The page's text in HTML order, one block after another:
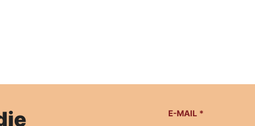
E-MAIL *